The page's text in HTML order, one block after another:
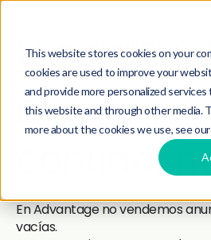
This website stores cookies on your
cookies are used to improve your
and provide more personalized
this website and through other media.
more about the cookies we use, see our
TU MARCA NO NECESITA
NECESITA UN GROWTH
CON TUS OBJETIVOS.
Crecemos
contigo,
En Advantage no vendemos
vacías.